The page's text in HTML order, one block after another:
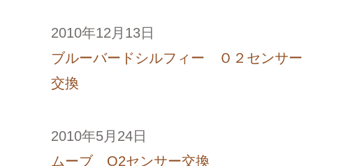
2010年12月13日
ブルーバードシルフィー Ｏ２センサー
交換
2010年5月24日
ムーブ O2センサー交換